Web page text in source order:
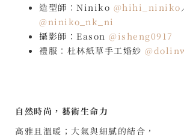
造型師：Niniko @hihi_niniko
@niniko_nk_ni
攝影師：Eason @isheng0917
禮服：杜林紙草手工婚紗
自然時尚，藝術生命力
高雅且溫暖；大氣與細膩的結合，